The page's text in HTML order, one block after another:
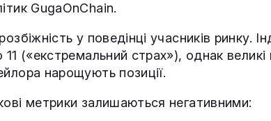
GugaOnChain.
у поведінці учасників ринку.
(«екстремальний страх»), однак великі
нарощують позиції.
метрики залишаються негативними: